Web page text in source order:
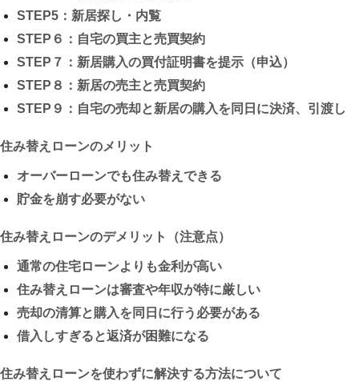
STEP5：新居探し・内覧
STEP６：自宅の買主と売買契約
STEP７：新居購入の買付証明書を提示（申込）
STEP８：新居の売主と売買契約
STEP９：自宅の売却と新居の購入を同日に決済、引渡し
住み替えローンのメリット
オーバーローンでも住み替えできる
貯金を崩す必要がない
住み替えローンのデメリット（注意点）
通常の住宅ローンよりも金利が高い
住み替えローンは審査や年収が特に厳しい
売却の清算と購入を同日に行う必要がある
借入しすぎると返済が困難になる
住み替えローンを使わずに解決する方法について